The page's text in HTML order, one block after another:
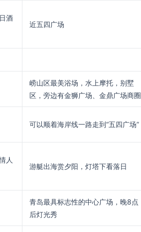
酒
近五四广场
崂山区最美浴场，水上摩托，别墅
区，旁边有金狮广场、金鼎广场商圈
可以顺着海岸线一路走到“五四广场”
人
游艇出海赏夕阳，灯塔下看落日
青岛最具标志性的中心广场，晚8点
后灯光秀